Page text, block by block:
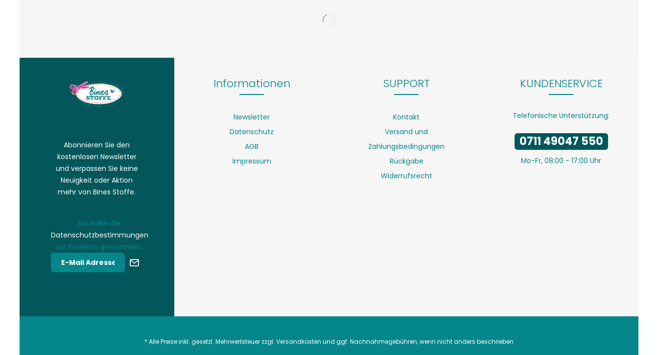
KUNDENSERVICE
Telefonische Unterstützung:
0711 49047 550
Mo-Fr, 08:00 - 17:00 Uhr
SUPPORT
Kontakt
Versand und
Zahlungsbedingungen
Rückgabe
Widerrufsrecht
Informationen
Newsletter
Datenschutz
AGB
Impressum
Abonnieren Sie den
kostenlosen Newsletter
und verpassen Sie keine
Neuigkeit oder Aktion
mehr von Bines Stoffe.
Ich habe die
Datenschutzbestimmungen
zur Kenntnis genommen.
* Alle Preise inkl. gesetzl. Mehrwertsteuer zzgl. Versandkosten und ggf. Nachnahmegebühren, wenn nicht anders beschrieben